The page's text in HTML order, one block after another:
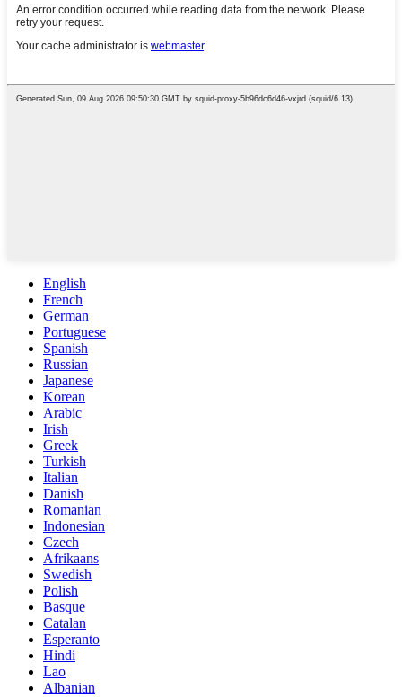
English
French
German
Portuguese
Spanish
Russian
Japanese
Korean
Arabic
Irish
Greek
Turkish
Italian
Danish
Romanian
Indonesian
Czech
Afrikaans
Swedish
Polish
Basque
Catalan
Esperanto
Hindi
Lao
Albanian